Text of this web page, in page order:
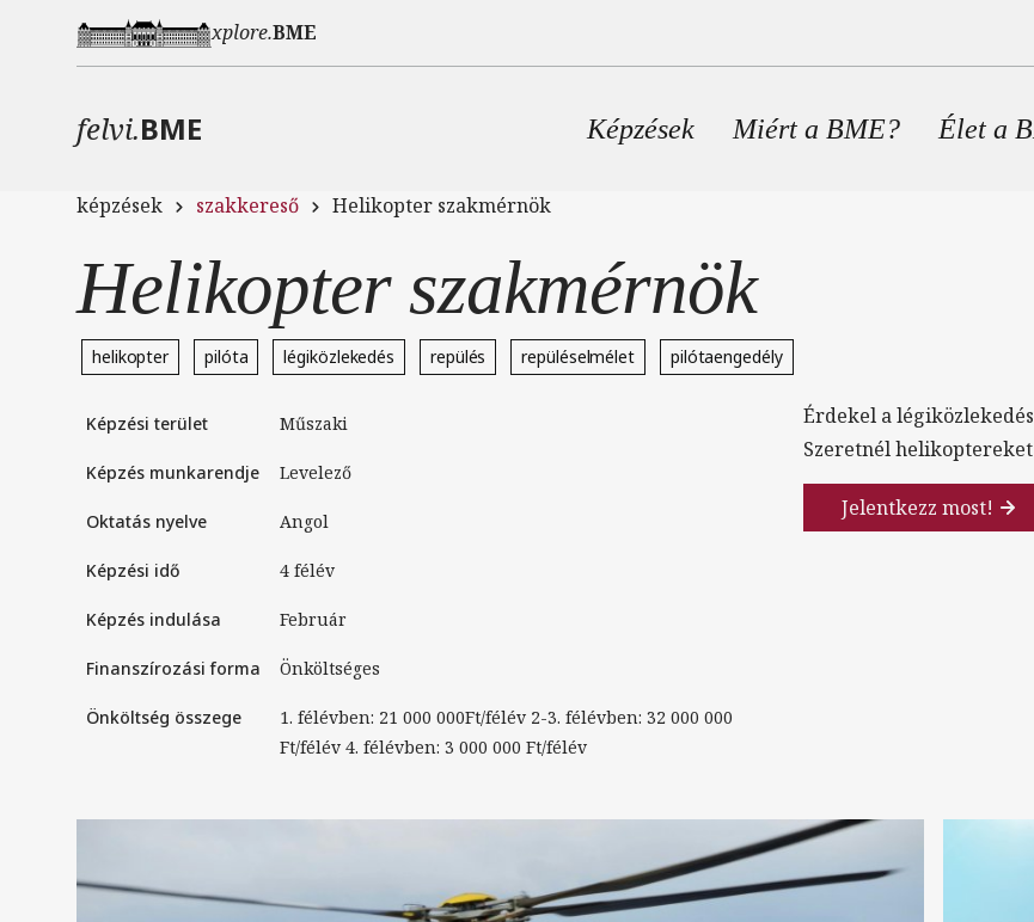
Ugrás a tartalomra
xplore.BME
felvi.BME Fő navigáció
Képzések Miért a BME? Élet a
képzések szakkereső Helikopter szakmérnök
Helikopter szakmérnök
helikopter pilóta légiközlekedés repülés repüléselmélet pilótaengedély
Képzési terület Műszaki
Képzés munkarendje levelező
Oktatás nyelve angol
Képzési idő 4 félév
Képzés indulása Február
Finanszírozási forma Önköltséges
Önköltség összege
1. félévben: 21 000 000Ft/félév 2-3. félévben: 32 000 000
Ft/félév 4. félévben: 3 000 000 Ft/félév
Érdekel a
Szeretnél
Jelentkezz most!